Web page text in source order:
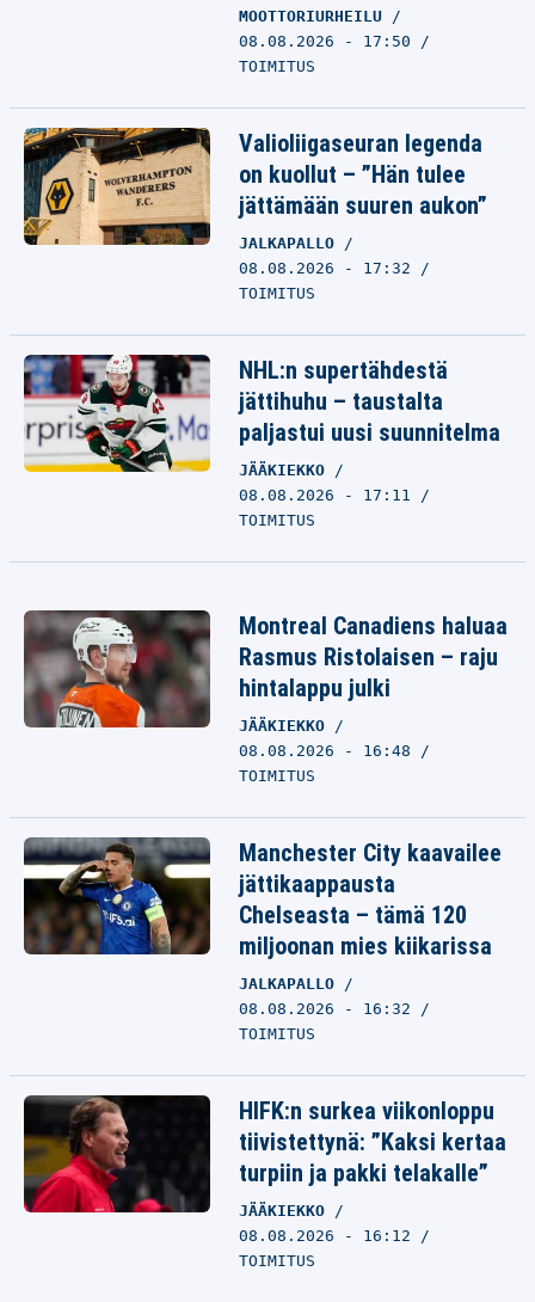
MOOTTORIURHEILU
08.08.2026 - 17:50
TOIMITUS
Valioliigaseuran legenda
on kuollut – ”Hän tulee
jättämään suuren aukon”
JALKAPALLO
08.08.2026 - 17:32
TOIMITUS
NHL:n supertähdestä
jättihuhu – taustalta
paljastui uusi suunnitelma
JÄÄKIEKKO
08.08.2026 - 17:11
TOIMITUS
Montreal Canadiens haluaa
Rasmus Ristolaisen – raju
hintalappu julki
JÄÄKIEKKO
08.08.2026 - 16:48
TOIMITUS
Manchester City kaavailee
jättikaappausta
Chelseasta – tämä 120
miljoonan mies kiikarissa
JALKAPALLO
08.08.2026 - 16:32
TOIMITUS
HIFK:n surkea viikonloppu
tiivistettynä: ”Kaksi kertaa
turpiin ja pakki telakalle”
JÄÄKIEKKO
08.08.2026 - 16:12
TOIMITUS